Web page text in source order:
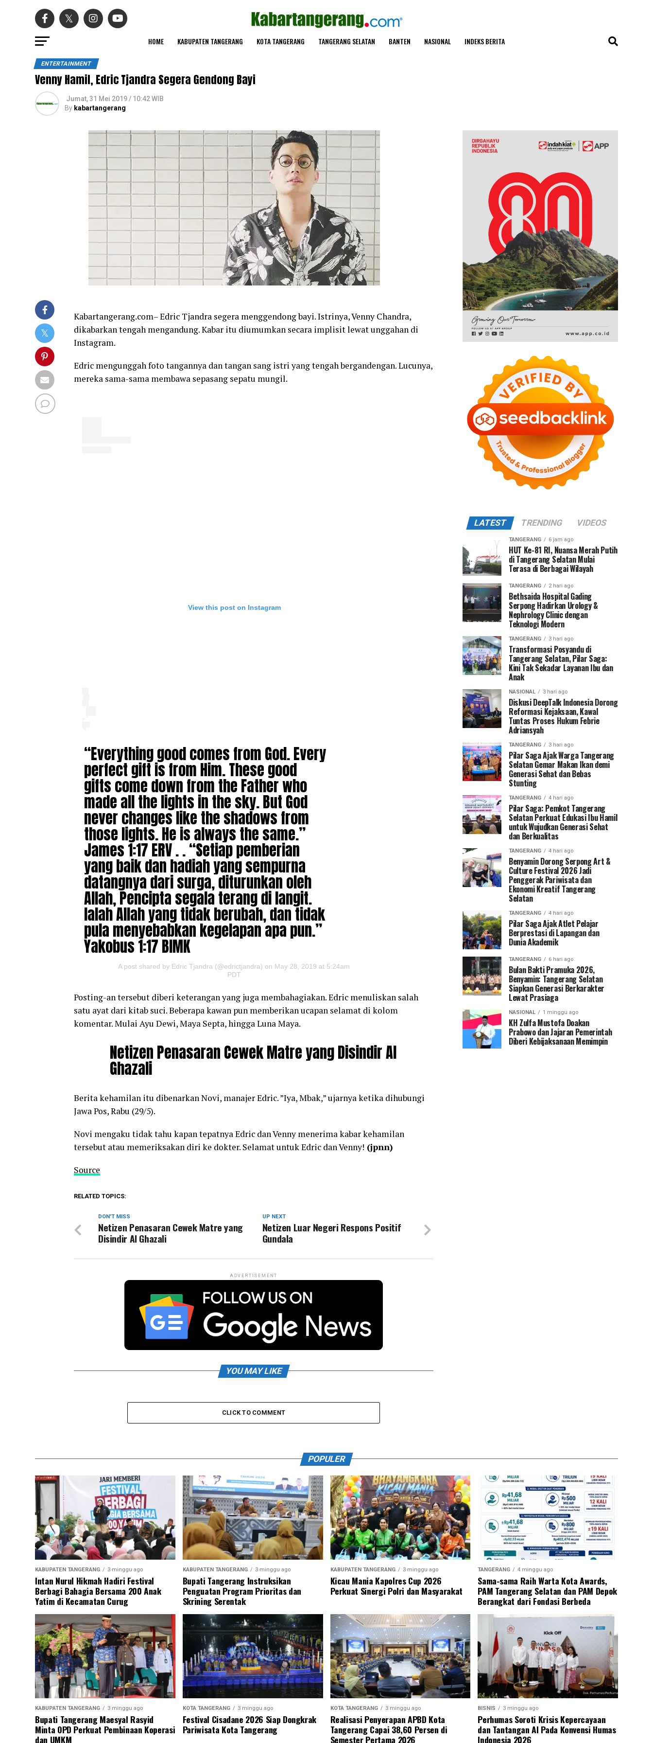
HOME KABUPATEN TANGERANG KOTA TANGERANG TANGERANG SELATAN BANTEN NASIONAL INDEKS BERITA
ENTERTAINMENT
Venny Hamil, Edric Tjandra Segera Gendong Bayi
Jumat, 31 Mei 2019 / 10:42 WIB
By kabartangerang
Kabartangerang.com– Edric Tjandra segera menggendong bayi. Istrinya, Venny Chandra,
dikabarkan tengah mengandung. Kabar itu diumumkan secara implisit lewat unggahan di
Instagram.
Edric mengunggah foto tangannya dan tangan sang istri yang tengah bergandengan. Lucunya,
mereka sama-sama membawa sepasang sepatu mungil.
View this post on Instagram
“Everything good comes from God. Every
perfect gift is from Him. These good
gifts come down from the Father who
made all the lights in the sky. But God
never changes like the shadows from
those lights. He is always the same.”
‭‭James‬ ‭1:17‬ ‭ERV‬‬ . . “Setiap pemberian
yang baik dan hadiah yang sempurna
datangnya dari surga, diturunkan oleh
Allah, Pencipta segala terang di langit.
Ialah Allah yang tidak berubah, dan tidak
pula menyebabkan kegelapan apa pun.”
‭‭Yakobus‬ ‭1:17‬ ‭BIMK‬‬
A post shared by Edric Tjandra (@edrictjandra) on May 28, 2019 at 5:24am
PDT
Posting-an tersebut diberi keterangan yang juga membahagiakan. Edric menuliskan salah
satu ayat dari kitab suci. Beberapa kawan pun memberikan ucapan selamat di kolom
komentar. Mulai Ayu Dewi, Maya Septa, hingga Luna Maya.
Netizen Penasaran Cewek Matre yang Disindir Al
Ghazali
Berita kehamilan itu dibenarkan Novi, manajer Edric. ”Iya, Mbak,” ujarnya ketika dihubungi
Jawa Pos, Rabu (29/5).
Novi mengaku tidak tahu kapan tepatnya Edric dan Venny menerima kabar kehamilan
tersebut atau memeriksakan diri ke dokter. Selamat untuk Edric dan Venny! (jpnn)
Source
RELATED TOPICS:
UP NEXT
Netizen Luar Negeri Respons Positif
Gundala
DON'T MISS
Netizen Penasaran Cewek Matre yang
Disindir Al Ghazali
ADVERTISEMENT
YOU MAY LIKE
CLICK TO COMMENT
LATEST TRENDING VIDEOS
TANGERANG 6 jam ago
HUT Ke-81 RI, Nuansa Merah Putih
di Tangerang Selatan Mulai
Terasa di Berbagai Wilayah
TANGERANG 2 hari ago
Bethsaida Hospital Gading
Serpong Hadirkan Urology &
Nephrology Clinic dengan
Teknologi Modern
TANGERANG 3 hari ago
Transformasi Posyandu di
Tangerang Selatan, Pilar Saga:
Kini Tak Sekadar Layanan Ibu dan
Anak
NASIONAL 3 hari ago
Diskusi DeepTalk Indonesia Dorong
Reformasi Kejaksaan, Kawal
Tuntas Proses Hukum Febrie
Adriansyah
TANGERANG 3 hari ago
Pilar Saga Ajak Warga Tangerang
Selatan Gemar Makan Ikan demi
Generasi Sehat dan Bebas
Stunting
TANGERANG 4 hari ago
Pilar Saga: Pemkot Tangerang
Selatan Perkuat Edukasi Ibu Hamil
untuk Wujudkan Generasi Sehat
dan Berkualitas
TANGERANG 4 hari ago
Benyamin Dorong Serpong Art &
Culture Festival 2026 Jadi
Penggerak Pariwisata dan
Ekonomi Kreatif Tangerang
Selatan
TANGERANG 4 hari ago
Pilar Saga Ajak Atlet Pelajar
Berprestasi di Lapangan dan
Dunia Akademik
TANGERANG 6 hari ago
Bulan Bakti Pramuka 2026,
Benyamin: Tangerang Selatan
Siapkan Generasi Berkarakter
Lewat Prasiaga
NASIONAL 1 minggu ago
KH Zulfa Mustofa Doakan
Prabowo dan Jajaran Pemerintah
Diberi Kebijaksanaan Memimpin
POPULER
KABUPATEN TANGERANG 3 minggu ago
Intan Nurul Hikmah Hadiri Festival
Berbagi Bahagia Bersama 200 Anak
Yatim di Kecamatan Curug
KABUPATEN TANGERANG 3 minggu ago
Bupati Tangerang Instruksikan
Penguatan Program Prioritas dan
Skrining Serentak
KABUPATEN TANGERANG 3 minggu ago
Kicau Mania Kapolres Cup 2026
Perkuat Sinergi Polri dan Masyarakat
TANGERANG 4 minggu ago
Sama-sama Raih Warta Kota Awards,
PAM Tangerang Selatan dan PAM Depok
Berangkat dari Fondasi Berbeda
KABUPATEN TANGERANG 3 minggu ago
Bupati Tangerang Maesyal Rasyid
Minta OPD Perkuat Pembinaan Koperasi
dan UMKM
KOTA TANGERANG 3 minggu ago
Festival Cisadane 2026 Siap Dongkrak
Pariwisata Kota Tangerang
KOTA TANGERANG 3 minggu ago
Realisasi Penyerapan APBD Kota
Tangerang Capai 38,60 Persen di
Semester Pertama 2026
BISNIS 3 minggu ago
Perhumas Soroti Krisis Kepercayaan
dan Tantangan AI Pada Konvensi Humas
Indonesia 2026